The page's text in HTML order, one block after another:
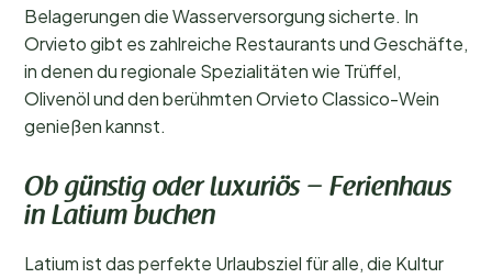
Belagerungen die Wasserversorgung sicherte. In
Orvieto gibt es zahlreiche Restaurants und Geschäfte,
in denen du regionale Spezialitäten wie Trüffel,
Olivenöl und den berühmten Orvieto Classico-Wein
genießen kannst.
Ob günstig oder luxuriös – Ferienhaus
in Latium buchen
Latium ist das perfekte Urlaubsziel für alle, die Kultur